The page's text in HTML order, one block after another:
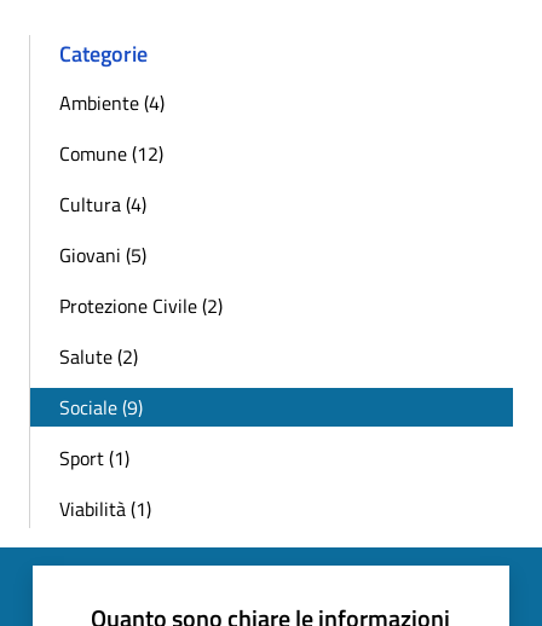
Categorie
Ambiente (4)
Comune (12)
Cultura (4)
Giovani (5)
Protezione Civile (2)
Salute (2)
Sociale (9)
Sport (1)
Viabilità (1)
Quanto sono chiare le informazioni